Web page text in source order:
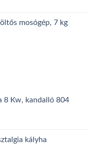
mosógép, 7 kg
8 Kw, kandalló 804
kályha